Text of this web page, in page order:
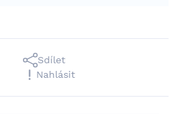
Sdílet
Nahlásit